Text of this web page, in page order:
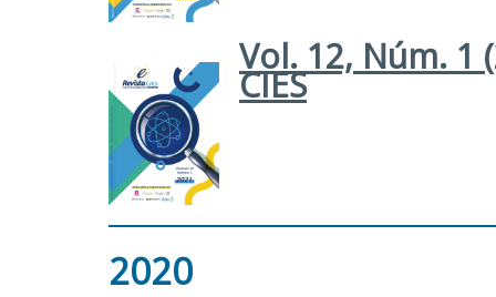
Vol. 12, Núm. 1
CIES
2020